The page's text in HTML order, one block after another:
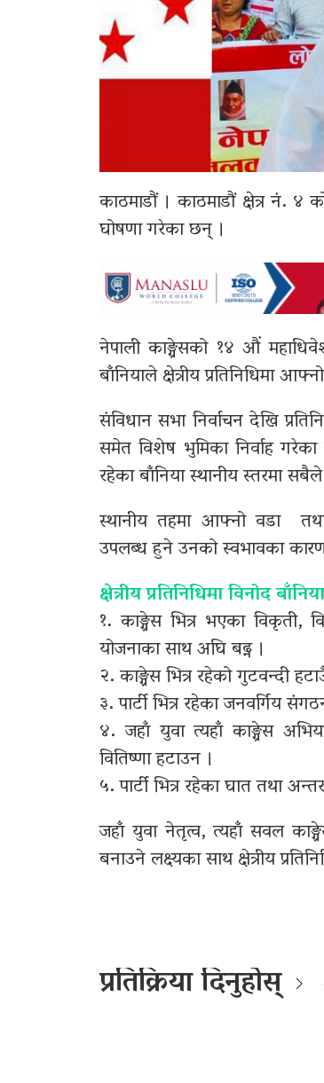
काठमाडौं । काठमाडौं क्षेत्र नं. ४
घोषणा गरेका छन् ।
नेपाली काङ्ग्रेसको १४ औं
बाँनियाले क्षेत्रीय प्रतिनिधिमा
संविधान सभा निर्वाचन देखि
समेत विशेष भुमिका निर्वाह
रहेका बाँनिया स्थानीय स्तरमा
स्थानीय तहमा आफ्नो वडा
उपलब्ध हुने उनको स्वभावका
क्षेत्रीय प्रतिनिधिमा विनोद
१. काङ्ग्रेस भित्र भएका
योजनाका साथ अघि बढ्न ।
२. काङ्ग्रेस भित्र रहेको गुटवन्दी
३. पार्टी भित्र रहेका जनवर्गिय
४. जहाँ युवा त्यहाँ काङ्ग्रेस
वितिष्णा हटाउन ।
५. पार्टी भित्र रहेका घात तथा
जहाँ युवा नेतृत्व, त्यहाँ सवल
बनाउने लक्ष्यका साथ क्षेत्रीय
प्रतिक्रिया दिनुहोस्